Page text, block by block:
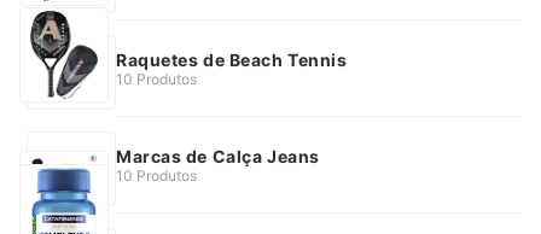
Raquetes de Beach Tennis
10 Produtos
Marcas de Calça Jeans
10 Produtos